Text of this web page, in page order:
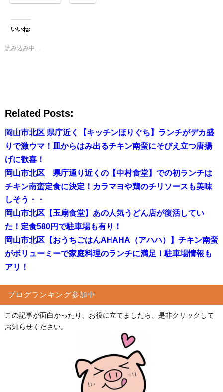
いいね:
読み込み中…
Related Posts:
岡山市北区 県庁近く【キッチンほりぐち】ランチがデカ盛
りで激ウマ！皿からはみ出るチキン南蛮にそびえ立つ唐揚
げに歓喜！
岡山市北区 県庁通り近くの【中村食堂】での初ランチは
チキン南蛮定食に決定！カラマヨや鶏のチリソースも美味
しそう・・
岡山市北区【玉扇食堂】あの人気うどん店が復活してい
た！定食580円で駐車場も有り！
岡山市北区【おうちごはんAHAHA（アハハ）】チキン南蛮
がボリューミーで家庭料理のランチに満足！駐車場情報も
アリ！
ブログランキング参加中
この記事が面白かったり、お役に立てましたら、是非クリックして
お知らせください。